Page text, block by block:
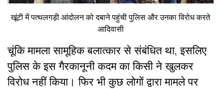
खूंटी में पत्थलगड़ी आंदोलन को दबाने पहुंची पुलिस और उनका विरोध करते
आदिवासी
चूंकि मामला सामूहिक बलात्कार से संबंधित था, इसलिए
पुलिस के इस गैरकानूनी कदम का किसी ने खुलकर
विरोध नहीं किया। फिर भी कुछ लोगों द्वारा मामले पर